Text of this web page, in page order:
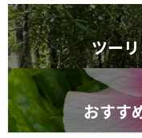
ツー
おすす